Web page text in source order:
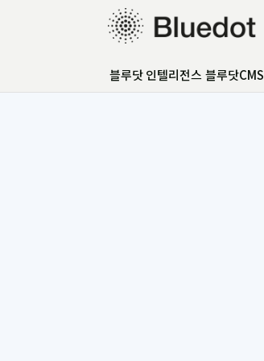
블루닷 인텔리전스
블루닷CMS
블루닷 인텔리전스 블루닷CMS